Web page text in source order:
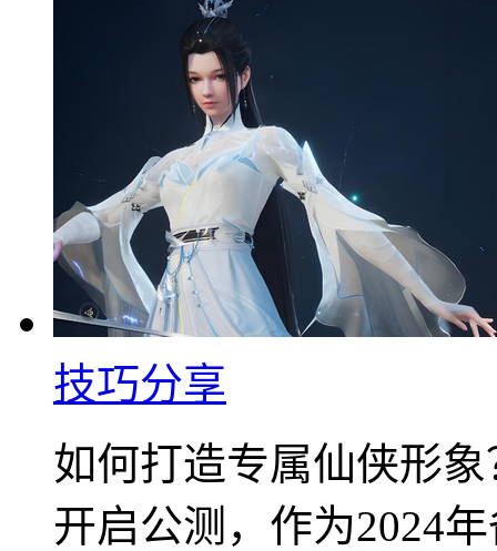
技巧分享
如何打造专属仙侠形
开启公测，作为2024